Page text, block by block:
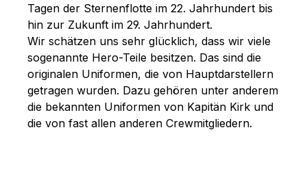
Tagen der Sternenflotte im 22. Jahrhundert bis
hin zur Zukunft im 29. Jahrhundert.
Wir schätzen uns sehr glücklich, dass wir viele
sogenannte Hero-Teile besitzen. Das sind die
originalen Uniformen, die von Hauptdarstellern
getragen wurden. Dazu gehören unter anderem
die bekannten Uniformen von Kapitän Kirk und
die von fast allen anderen Crewmitgliedern.